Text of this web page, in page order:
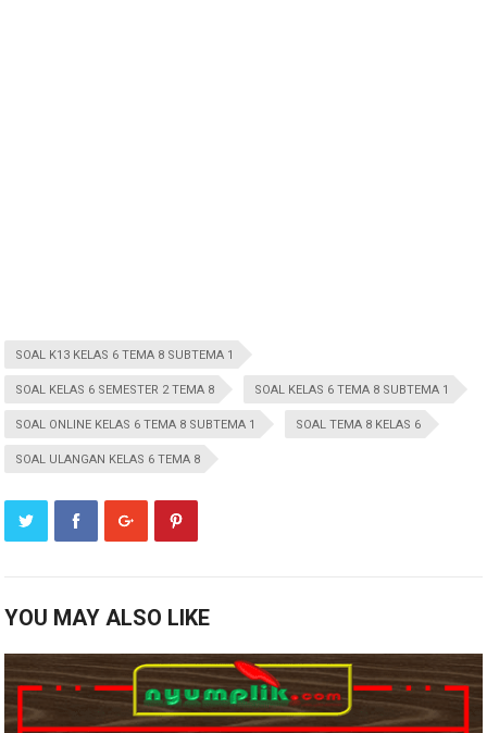
SOAL K13 KELAS 6 TEMA 8 SUBTEMA 1
SOAL KELAS 6 SEMESTER 2 TEMA 8 SOAL KELAS 6 TEMA 8 SUBTEMA 1
SOAL ONLINE KELAS 6 TEMA 8 SUBTEMA 1 SOAL TEMA 8 KELAS 6
SOAL ULANGAN KELAS 6 TEMA 8
YOU MAY ALSO LIKE